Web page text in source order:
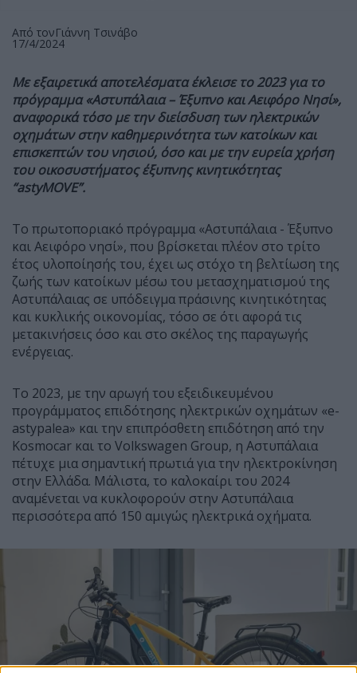
Από τονΓιάννη Τσινάβο
17/4/2024
Με εξαιρετικά αποτελέσματα έκλεισε το 2023 για το
πρόγραμμα «Αστυπάλαια – Έξυπνο και Αειφόρο Νησί»,
αναφορικά τόσο με την διείσδυση των ηλεκτρικών
οχημάτων στην καθημερινότητα των κατοίκων και
επισκεπτών του νησιού, όσο και με την ευρεία χρήση
του οικοσυστήματος έξυπνης κινητικότητας
“astyMOVE”.
Το πρωτοποριακό πρόγραμμα «Αστυπάλαια - Έξυπνο
και Αειφόρο νησί», που βρίσκεται πλέον στο τρίτο
έτος υλοποίησής του, έχει ως στόχο τη βελτίωση της
ζωής των κατοίκων μέσω του μετασχηματισμού της
Αστυπάλαιας σε υπόδειγμα πράσινης κινητικότητας
και κυκλικής οικονομίας, τόσο σε ότι αφορά τις
μετακινήσεις όσο και στο σκέλος της παραγωγής
ενέργειας.
Το 2023, με την αρωγή του εξειδικευμένου
προγράμματος επιδότησης ηλεκτρικών οχημάτων «e-
astypalea» και την επιπρόσθετη επιδότηση από την
Kosmocar και το Volkswagen Group, η Αστυπάλαια
πέτυχε μια σημαντική πρωτιά για την ηλεκτροκίνηση
στην Ελλάδα. Μάλιστα, το καλοκαίρι του 2024
αναμένεται να κυκλοφορούν στην Αστυπάλαια
περισσότερα από 150 αμιγώς ηλεκτρικά οχήματα.